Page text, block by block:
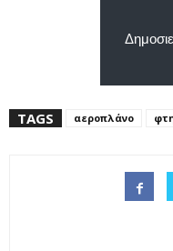
TAGS αεροπλάνο